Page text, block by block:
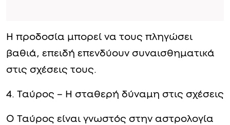
Η προδοσία μπορεί να τους πληγώσει
βαθιά, επειδή επενδύουν συναισθηματικά
στις σχέσεις τους.
4. Ταύρος – Η σταθερή δύναμη στις σχέσεις
Ο Ταύρος είναι γνωστός στην αστρολογία